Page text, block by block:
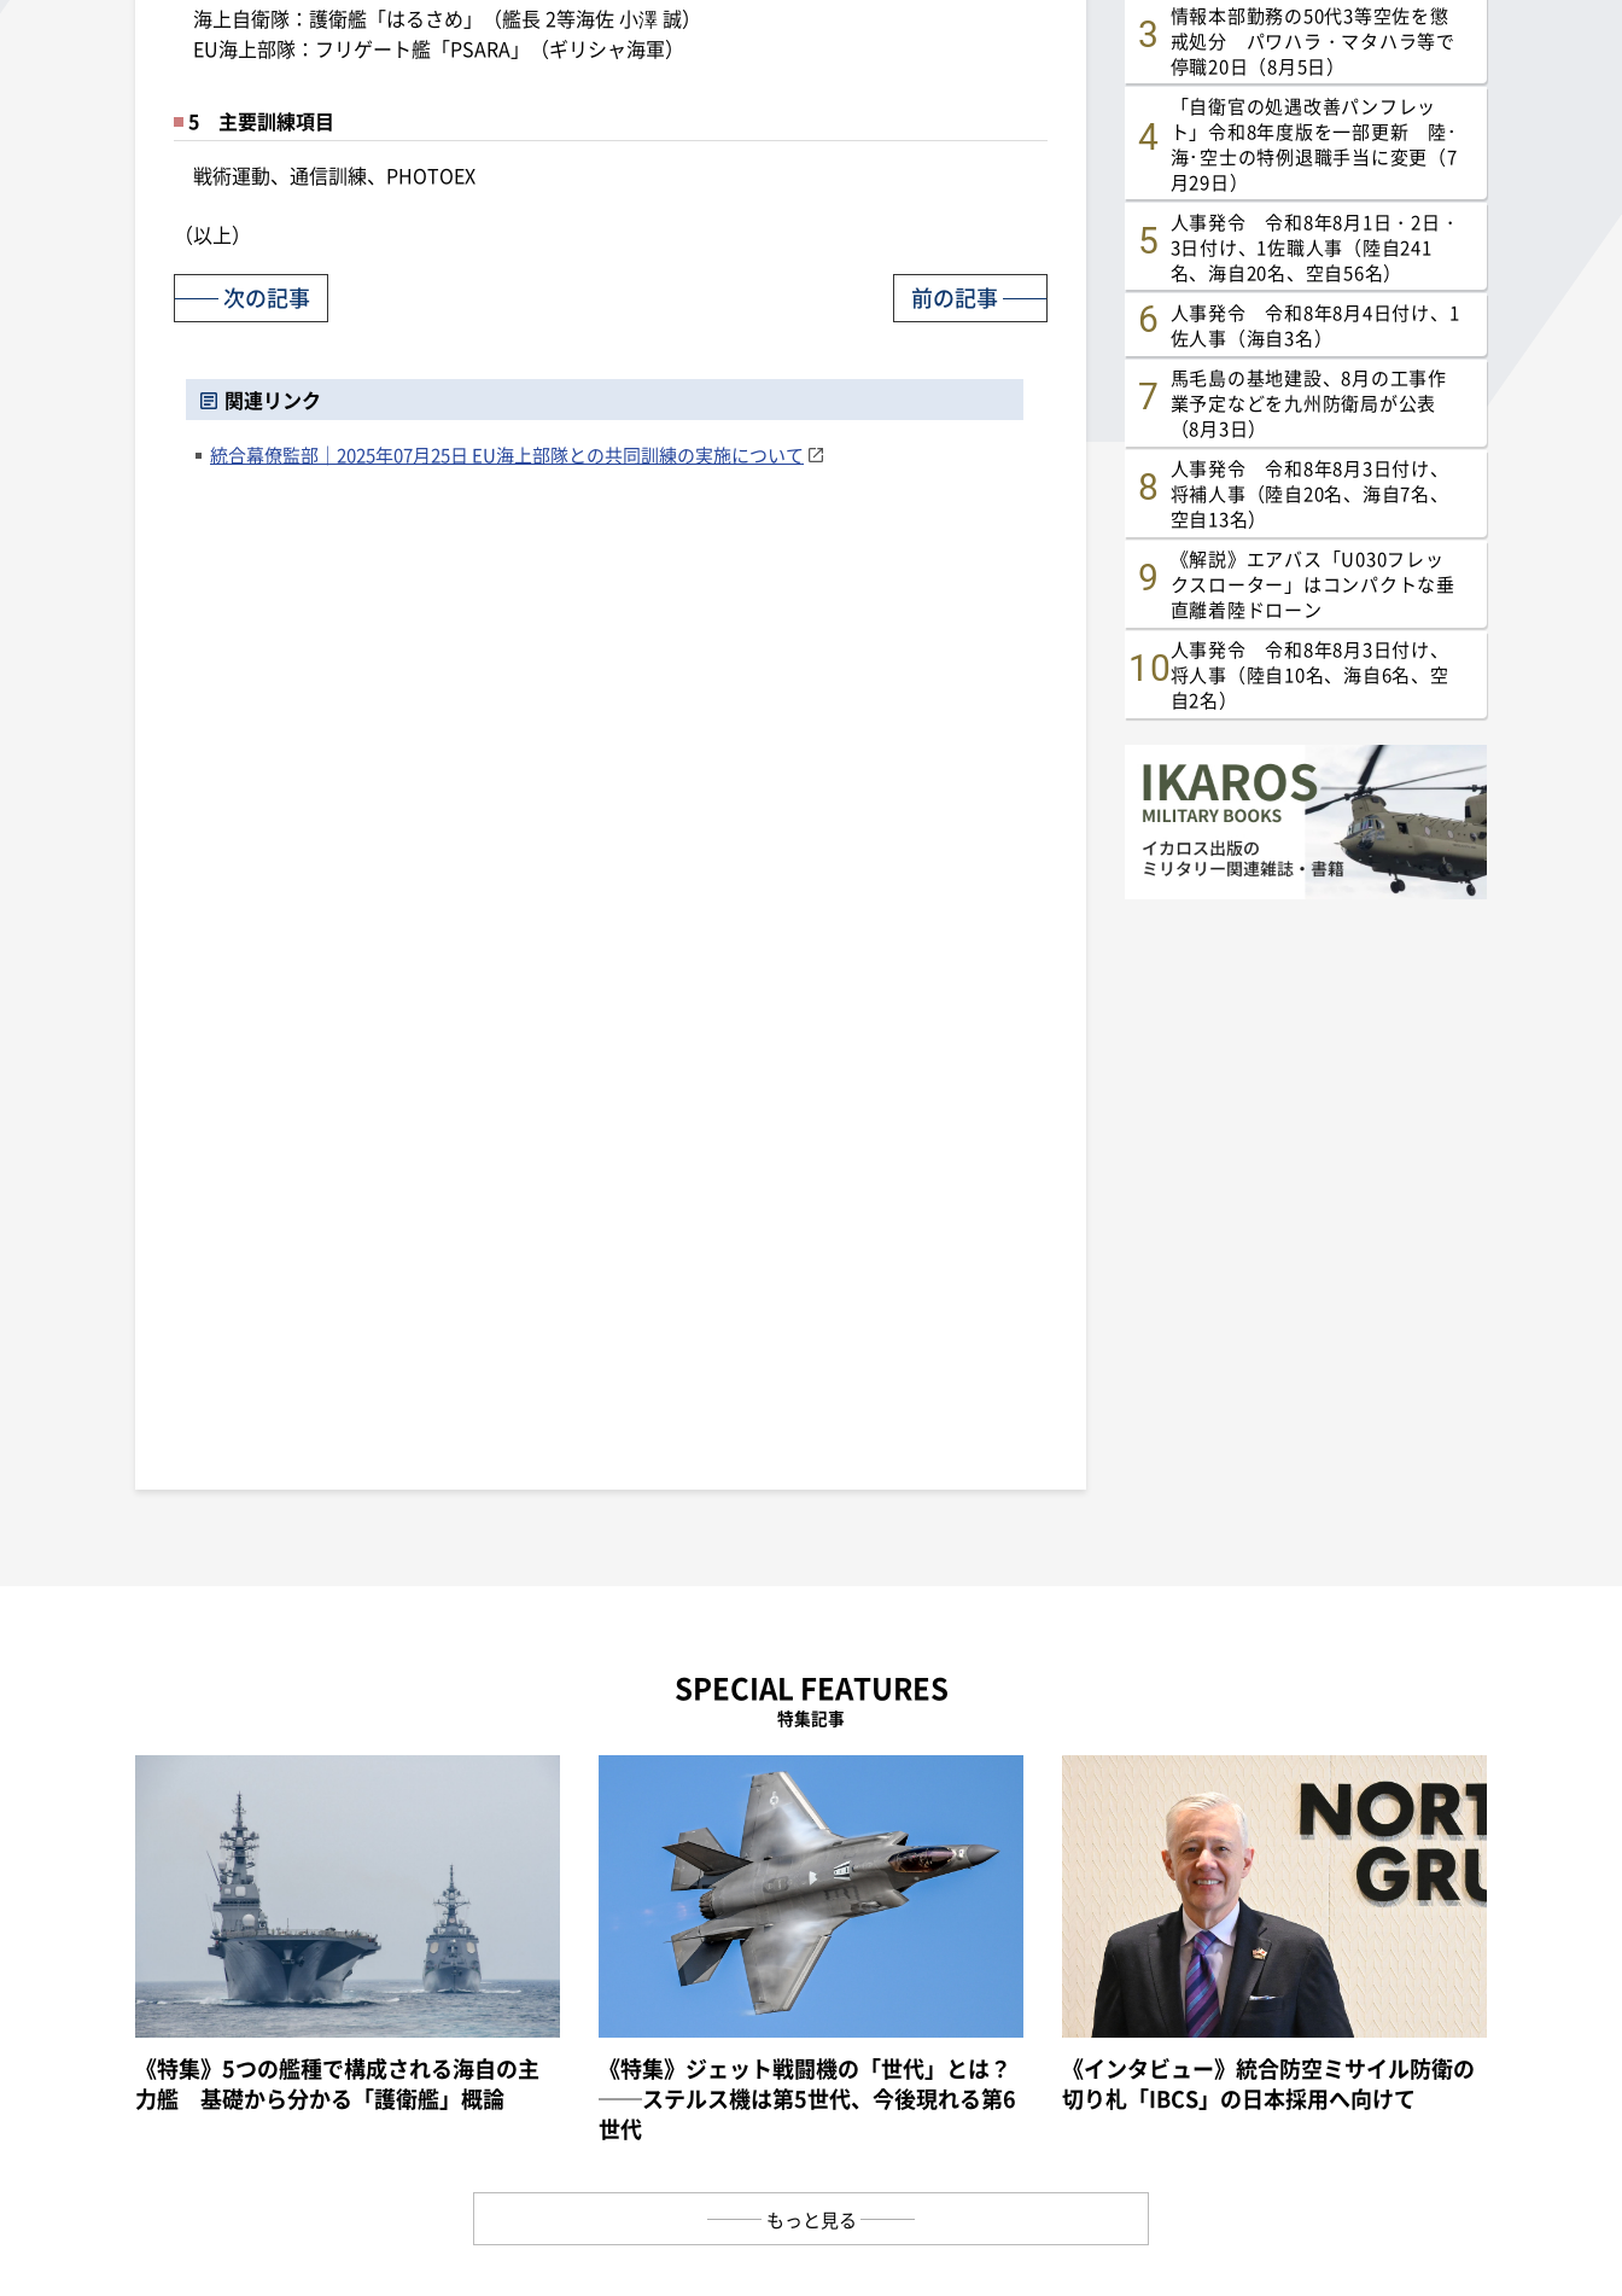
海上自衛隊：護衛艦「はるさめ」（艦長 2等海佐 小澤 誠）
EU海上部隊：フリゲート艦「PSARA」（ギリシャ海軍）
5 主要訓練項目
戦術運動、通信訓練、PHOTOEX
（以上）
前の記事
次の記事
関連リンク
統合幕僚監部｜2025年07月25日 EU海上部隊との共同訓練の実施について
情報本部勤務の50代3等空佐を懲
戒処分 パワハラ・マタハラ等で
停職20日（8月5日）
「自衛官の処遇改善パンフレッ
ト」令和8年度版を一部更新 陸･
海･空士の特例退職手当に変更（7
月29日）
人事発令 令和8年8月1日・2日・
3日付け、1佐職人事（陸自241
名、海自20名、空自56名）
人事発令 令和8年8月4日付け、1
佐人事（海自3名）
馬毛島の基地建設、8月の工事作
業予定などを九州防衛局が公表
（8月3日）
人事発令 令和8年8月3日付け、
将補人事（陸自20名、海自7名、
空自13名）
《解説》エアバス「U030フレッ
クスローター」はコンパクトな垂
直離着陸ドローン
人事発令 令和8年8月3日付け、
将人事（陸自10名、海自6名、空
自2名）
SPECIAL FEATURES
特集記事
《特集》5つの艦種で構成される海自の主
力艦 基礎から分かる「護衛艦」概論
《特集》ジェット戦闘機の「世代」とは？
──ステルス機は第5世代、今後現れる第6
世代
《インタビュー》統合防空ミサイル防衛の
切り札「IBCS」の日本採用へ向けて
もっと見る